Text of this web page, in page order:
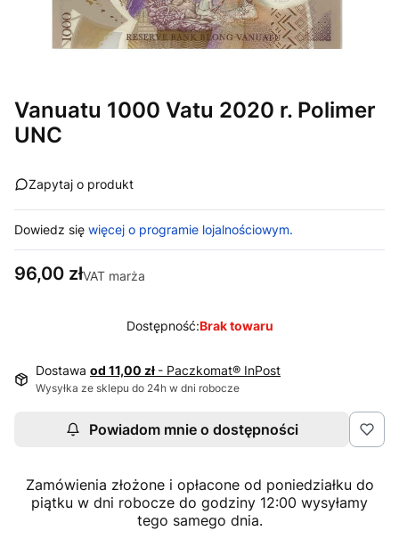
Vanuatu 1000 Vatu 2020 r. Polimer
UNC
Zapytaj o produkt
Dowiedz się więcej o programie lojalnościowym.
Cena
96,00 złVAT marża
Dostępność:Brak towaru
Dostawa od 11,00 zł - Paczkomat® InPost
Wysyłka ze sklepu do 24h w dni robocze
Powiadom mnie o dostępności
Zamówienia złożone i opłacone od poniedziałku do
piątku w dni robocze do godziny 12:00 wysyłamy
tego samego dnia.